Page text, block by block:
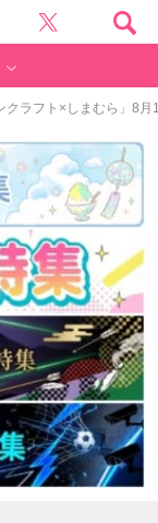
クラフト×しまむら」8月